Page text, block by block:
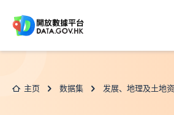
主页 数据集 发展、地理及土地